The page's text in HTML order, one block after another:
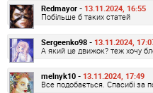
Redmayor - 13.11.2024, 16:55
Побільше б таких статей
Sergeenko98 - 13.11.2024,
А який це движок? теж хочу
melnyk10 - 13.11.2024, 17:49
Все подобається. Спасибі за